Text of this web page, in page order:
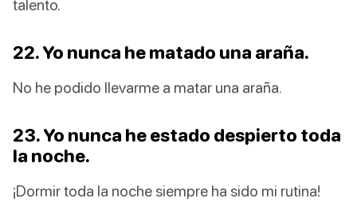
talento.
22. Yo nunca he matado una araña.
No he podido llevarme a matar una araña.
23. Yo nunca he estado despierto toda
la noche.
¡Dormir toda la noche siempre ha sido mi rutina!